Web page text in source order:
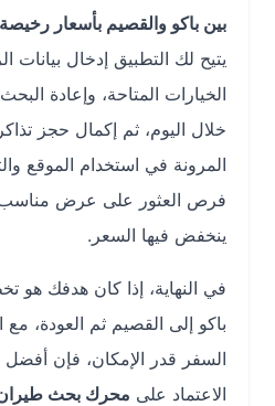
بين باكو والقصيم بأسعار رخيصة من
يتيح لك التطبيق إدخال بيانات
الخيارات المتاحة، وإعادة البحث في
خلال اليوم، ثم إكمال حجز تذاكر
المرونة في استخدام الموقع
فرص العثور على عرض مناسب في
ينخفض فيها السعر.
في النهاية، إذا كان هدفك هو
باكو إلى القصيم ثم العودة، مع
السفر قدر الإمكان، فإن أفضل
الاعتماد علىمحرك بحث طيران